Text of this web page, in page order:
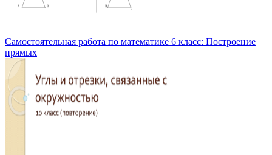
Самостоятельная работа по математике 6 класс: Построение
прямых